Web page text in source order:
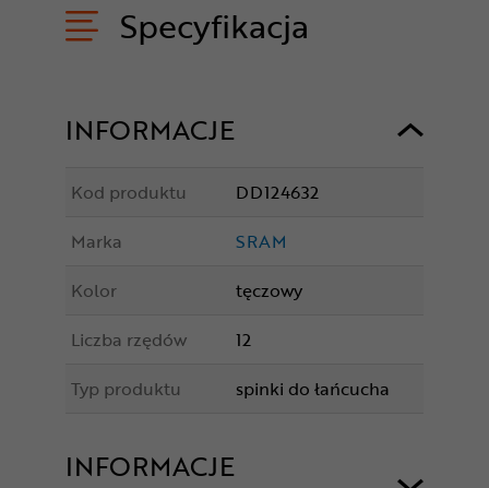
Specyfikacja
INFORMACJE
Kod produktu
DD124632
Marka
SRAM
Kolor
tęczowy
Liczba rzędów
12
Typ produktu
spinki do łańcucha
INFORMACJE